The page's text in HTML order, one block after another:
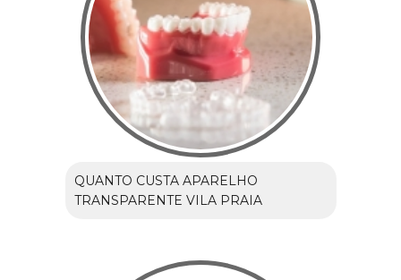
QUANTO CUSTA APARELHO
TRANSPARENTE VILA PRAIA